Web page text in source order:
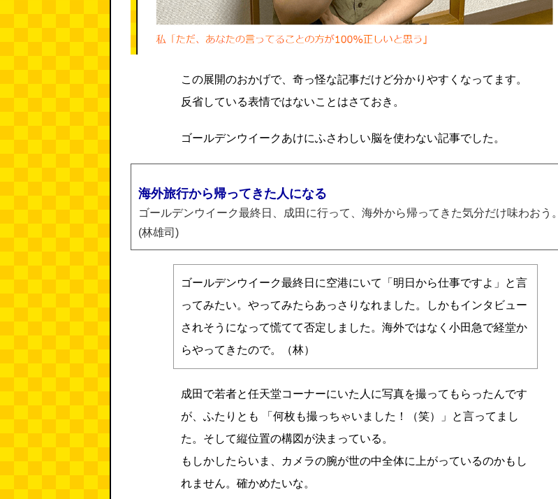
この展開のおかげで、奇っ怪な記事だけど分かりやすくなってます。
反省している表情ではないことはさておき。
ゴールデンウイークあけにふさわしい脳を使わない記事でした。
海外旅行から帰ってきた人になる
ゴールデンウイーク最終日、成田に行って、海外から帰ってきた気分だけ味わおう。
(林雄司)
ゴールデンウイーク最終日に空港にいて「明日から仕事ですよ」と言
ってみたい。やってみたらあっさりなれました。しかもインタビュー
されそうになって慌てて否定しました。海外ではなく小田急で経堂か
らやってきたので。（林）
成田で若者と任天堂コーナーにいた人に写真を撮ってもらったんです
が、ふたりとも 「何枚も撮っちゃいました！（笑）」と言ってまし
た。そして縦位置の構図が決まっている。
もしかしたらいま、カメラの腕が世の中全体に上がっているのかもし
れません。確かめたいな。